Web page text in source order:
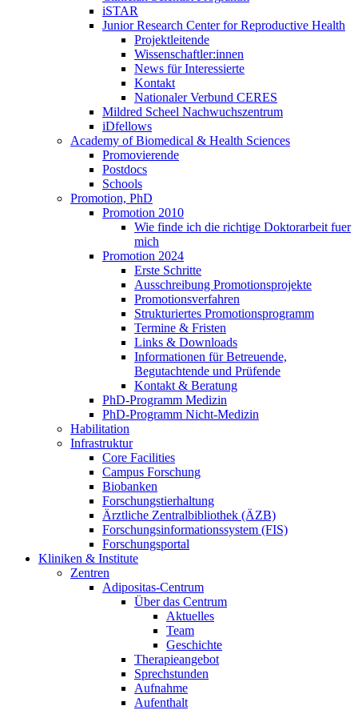
iSTAR
Junior Research Center for Reproductive Health
Projektleitende
Wissenschaftler:innen
News für Interessierte
Kontakt
Nationaler Verbund CERES
Mildred Scheel Nachwuchszentrum
iDfellows
Academy of Biomedical & Health Sciences
Promovierende
Postdocs
Schools
Promotion, PhD
Promotion 2010
Wie finde ich die richtige Doktorarbeit fuer
mich
Promotion 2024
Erste Schritte
Ausschreibung Promotionsprojekte
Promotionsverfahren
Strukturiertes Promotionsprogramm
Termine & Fristen
Links & Downloads
Informationen für Betreuende,
Begutachtende und Prüfende
Kontakt & Beratung
PhD-Programm Medizin
PhD-Programm Nicht-Medizin
Habilitation
Infrastruktur
Core Facilities
Campus Forschung
Biobanken
Forschungstierhaltung
Ärztliche Zentralbibliothek (ÄZB)
Forschungsinformationssystem (FIS)
Forschungsportal
Kliniken & Institute
Zentren
Adipositas-Centrum
Über das Centrum
Aktuelles
Team
Geschichte
Therapieangebot
Sprechstunden
Aufnahme
Aufenthalt